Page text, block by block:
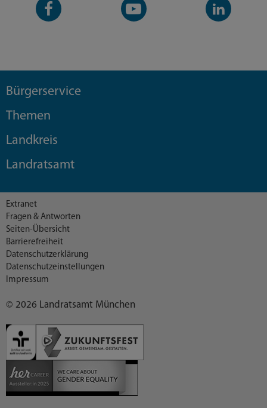
Facebook-
Seite
YouTube-
Kanal
LinkedIn-
Kanal
Bürgerservice
Themen
Landkreis
Landratsamt
© 2026 Landratsamt München
Extranet
Fragen & Antworten
Seiten-Übersicht
Barrierefreiheit
Datenschutzerklärung
Datenschutzeinstellungen
Impressum